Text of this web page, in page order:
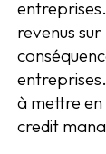
revenus
à mettre
credit